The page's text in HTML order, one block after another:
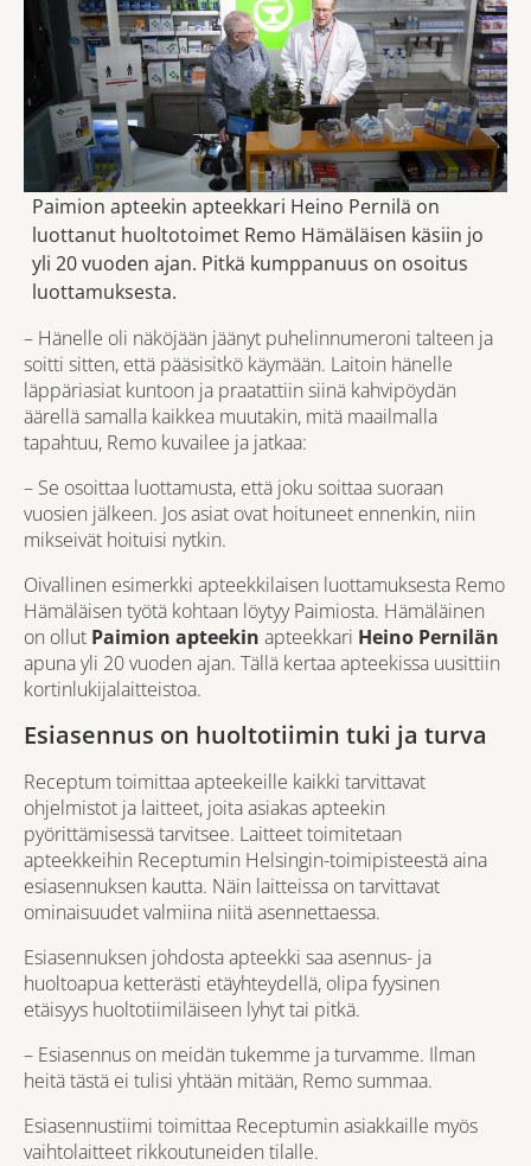
Paimion apteekin apteekkari Heino Pernilä on
luottanut huoltotoimet Remo Hämäläisen käsiin jo
yli 20 vuoden ajan. Pitkä kumppanuus on osoitus
luottamuksesta.
– Hänelle oli näköjään jäänyt puhelinnumeroni talteen ja
soitti sitten, että pääsisitkö käymään. Laitoin hänelle
läppäriasiat kuntoon ja praatattiin siinä kahvipöydän
äärellä samalla kaikkea muutakin, mitä maailmalla
tapahtuu, Remo kuvailee ja jatkaa:
– Se osoittaa luottamusta, että joku soittaa suoraan
vuosien jälkeen. Jos asiat ovat hoituneet ennenkin, niin
mikseivät hoituisi nytkin.
Oivallinen esimerkki apteekkilaisen luottamuksesta Remo
Hämäläisen työtä kohtaan löytyy Paimiosta. Hämäläinen
on ollut Paimion apteekin apteekkari Heino Pernilän
apuna yli 20 vuoden ajan. Tällä kertaa apteekissa uusittiin
kortinlukijalaitteistoa.
Esiasennus on huoltotiimin tuki ja turva
Receptum toimittaa apteekeille kaikki tarvittavat
ohjelmistot ja laitteet, joita asiakas apteekin
pyörittämisessä tarvitsee. Laitteet toimitetaan
apteekkeihin Receptumin Helsingin-toimipisteestä aina
esiasennuksen kautta. Näin laitteissa on tarvittavat
ominaisuudet valmiina niitä asennettaessa.
Esiasennuksen johdosta apteekki saa asennus- ja
huoltoapua ketterästi etäyhteydellä, olipa fyysinen
etäisyys huoltotiimiläiseen lyhyt tai pitkä.
– Esiasennus on meidän tukemme ja turvamme. Ilman
heitä tästä ei tulisi yhtään mitään, Remo summaa.
Esiasennustiimi toimittaa Receptumin asiakkaille myös
vaihtolaitteet rikkoutuneiden tilalle.